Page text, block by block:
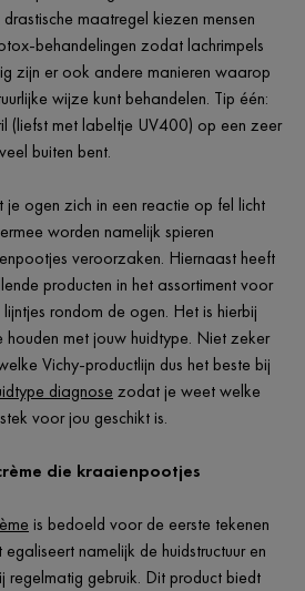
maatregel kiezen mensen
behandelingen zodat lachrimpels
zijn er ook andere manieren waarop
wijze kunt behandelen. Tip één:
(liefst met labeltje UV400) op een zeer
buiten bent.
ogen zich in een reactie op fel licht
worden namelijk spieren
veroorzaken. Hiernaast heeft
producten in het assortiment voor
rondom de ogen. Het is hierbij
houden met jouw huidtype. Niet zeker
Vichy-productlijn dus het beste bij
diagnose zodat je weet welke
voor jou geschikt is.
die kraaienpootjes
is bedoeld voor de eerste tekenen
namelijk de huidstructuur en
regelmatig gebruik. Dit product biedt